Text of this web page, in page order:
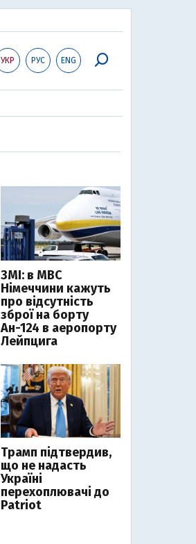
УКР РУС ENG
ЗМІ: в МВС
Німеччини кажуть
про відсутність
зброї на борту
Ан-124 в аеропорту
Лейпцига
Трамп підтвердив,
що не надасть
Україні
перехоплювачі до
Patriot